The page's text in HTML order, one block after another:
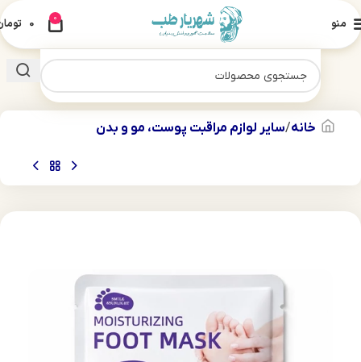
منو 0
0
خانه سایر لوازم مراقبت پوست، مو و بدن